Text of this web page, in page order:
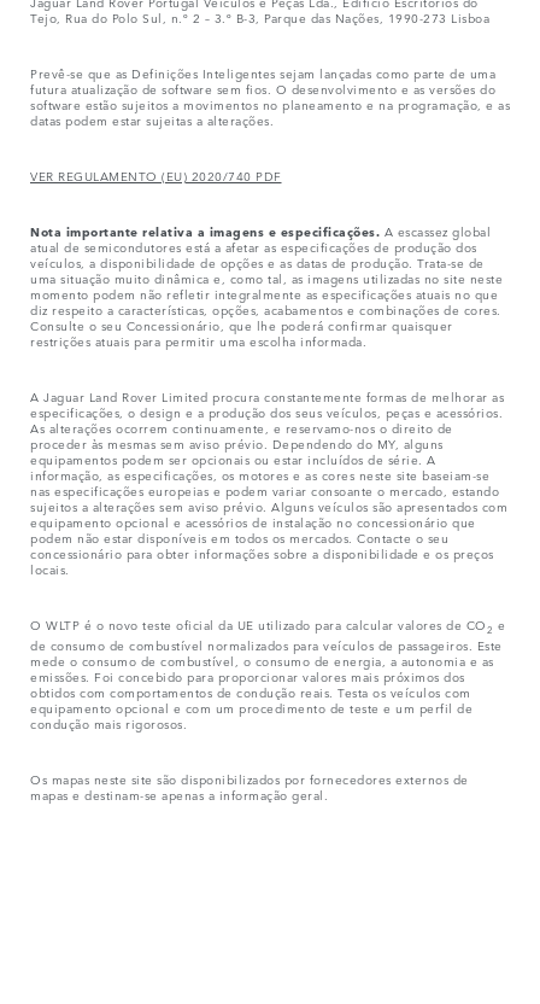
Tejo, Rua do Polo Sul, n.º 2 – 3.º B-3, Parque das Nações, 1990-273 Lisboa
Prevê-se que as Definições Inteligentes sejam lançadas como parte de uma
futura atualização de software sem fios. O desenvolvimento e as versões do
software estão sujeitos a movimentos no planeamento e na programação, e as
datas podem estar sujeitas a alterações.
VER REGULAMENTO (EU) 2020/740 PDF
Nota importante relativa a imagens e especificações. A escassez global
atual de semicondutores está a afetar as especificações de produção dos
veículos, a disponibilidade de opções e as datas de produção. Trata-se de
uma situação muito dinâmica e, como tal, as imagens utilizadas no site neste
momento podem não refletir integralmente as especificações atuais no que
diz respeito a características, opções, acabamentos e combinações de cores.
Consulte o seu Concessionário, que lhe poderá confirmar quaisquer
restrições atuais para permitir uma escolha informada.
A Jaguar Land Rover Limited procura constantemente formas de melhorar as
especificações, o design e a produção dos seus veículos, peças e acessórios.
As alterações ocorrem continuamente, e reservamo-nos o direito de
proceder às mesmas sem aviso prévio. Dependendo do MY, alguns
equipamentos podem ser opcionais ou estar incluídos de série. A
informação, as especificações, os motores e as cores neste site baseiam-se
nas especificações europeias e podem variar consoante o mercado, estando
sujeitos a alterações sem aviso prévio. Alguns veículos são apresentados com
equipamento opcional e acessórios de instalação no concessionário que
podem não estar disponíveis em todos os mercados. Contacte o seu
concessionário para obter informações sobre a disponibilidade e os preços
locais.
O WLTP é o novo teste oficial da UE utilizado para calcular valores de CO2 e
de consumo de combustível normalizados para veículos de passageiros. Este
mede o consumo de combustível, o consumo de energia, a autonomia e as
emissões. Foi concebido para proporcionar valores mais próximos dos
obtidos com comportamentos de condução reais. Testa os veículos com
equipamento opcional e com um procedimento de teste e um perfil de
condução mais rigorosos.
Os mapas neste site são disponibilizados por fornecedores externos de
mapas e destinam-se apenas a informação geral.